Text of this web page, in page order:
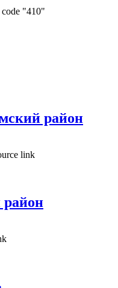
code "410"
район
link